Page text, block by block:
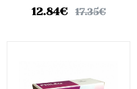
12.84€ 17.35€